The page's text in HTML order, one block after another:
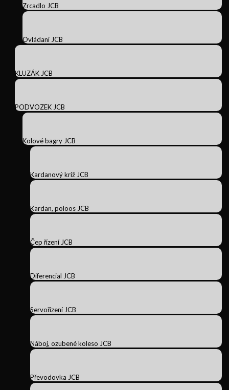
Zrcadlo JCB
Ovládaní JCB
KLUZÁK JCB
PODVOZEK JCB
Kolové bagry JCB
Kardanový kríž JCB
Kardan, poloos JCB
Čep řízení JCB
Diferencial JCB
Servořízení JCB
Náboj, ozubené koleso JCB
Převodovka JCB